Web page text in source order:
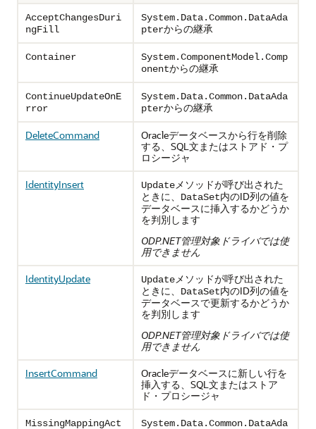
AcceptChangesDuri
ngFill
System.Data.Common.DataAda
pterからの継承
Container
System.ComponentModel.Comp
onentからの継承
ContinueUpdateOnE
rror
System.Data.Common.DataAda
pterからの継承
DeleteCommand
Oracleデータベースから行を削除
する、SQL文またはストアド・プ
ロシージャ
IdentityInsert
Updateメソッドが呼び出された
ときに、
DataSet内のID列の値を
データベースに挿入するかどうか
を判別します
ODP.NET管理対象ドライバでは使
用できません
IdentityUpdate
Updateメソッドが呼び出された
ときに、
DataSet内のID列の値を
データベースで更新するかどうか
を判別します
ODP.NET管理対象ドライバでは使
用できません
InsertCommand
Oracleデータベースに新しい行を
挿入する、SQL文またはストア
ド・プロシージャ
MissingMappingAct System.Data.Common.DataAda